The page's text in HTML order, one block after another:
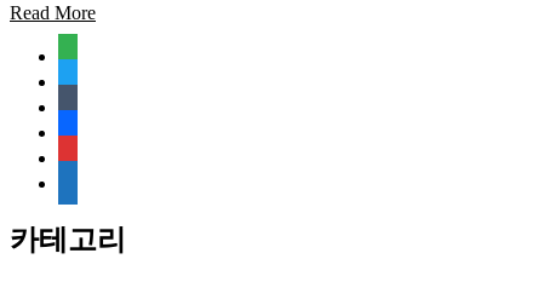
Read More
document
카테고리